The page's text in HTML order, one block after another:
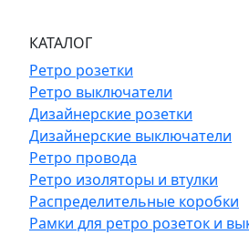
КАТАЛОГ
Ретро розетки
Ретро выключатели
Дизайнерские розетки
Дизайнерские выключатели
Ретро провода
Ретро изоляторы и втулки
Распределительные коробки
Рамки для ретро розеток и